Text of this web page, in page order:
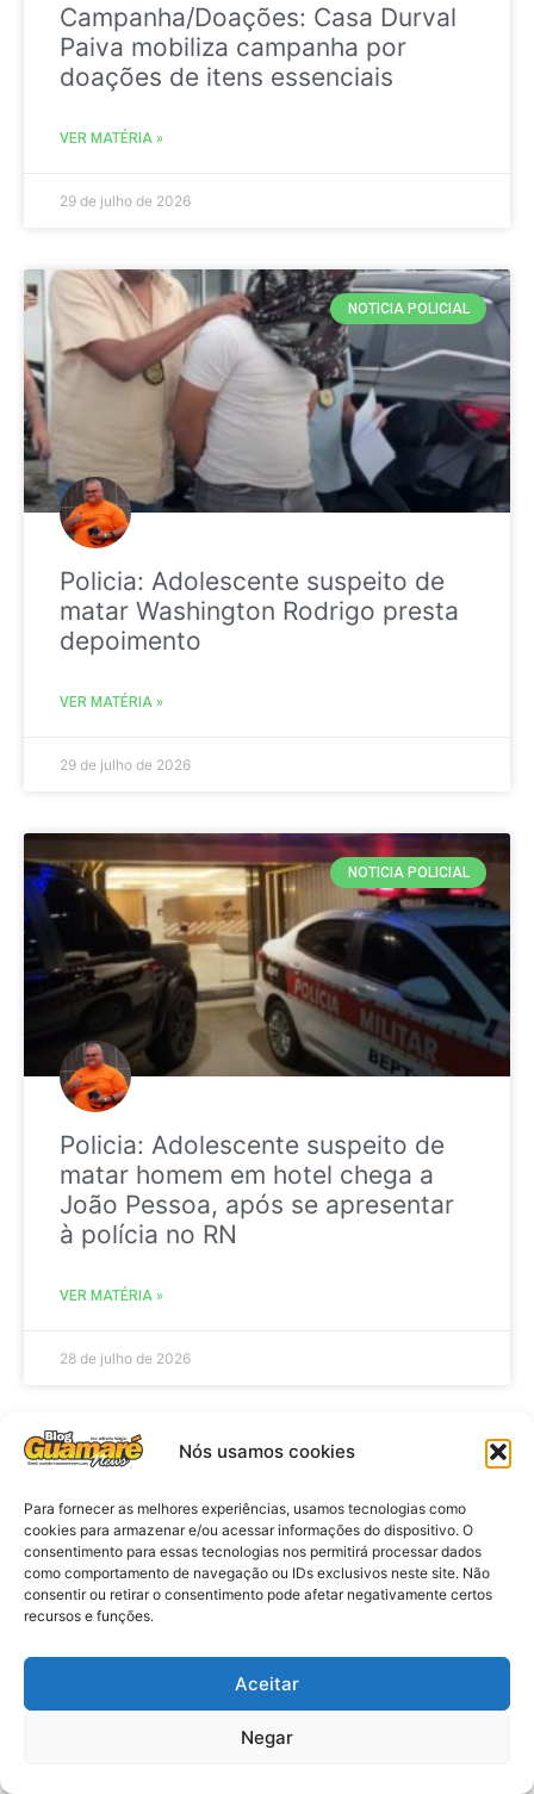
Nós usamos cookies
Para fornecer as melhores experiências, usamos tecnologias como
cookies para armazenar e/ou acessar informações do dispositivo. O
consentimento para essas tecnologias nos permitirá processar dados
como comportamento de navegação ou IDs exclusivos neste site. Não
consentir ou retirar o consentimento pode afetar negativamente certos
recursos e funções.
Aceitar
Negar
Campanha/Doações: Casa Durval
Paiva mobiliza campanha por
doações de itens essenciais
VER MATÉRIA »
29 de julho de 2026
NOTICIA POLICIAL
Policia: Adolescente suspeito de
matar Washington Rodrigo presta
depoimento
VER MATÉRIA »
29 de julho de 2026
NOTICIA POLICIAL
Policia: Adolescente suspeito de
matar homem em hotel chega a
João Pessoa, após se apresentar
à polícia no RN
VER MATÉRIA »
28 de julho de 2026
Eleições 2026: procuradores e